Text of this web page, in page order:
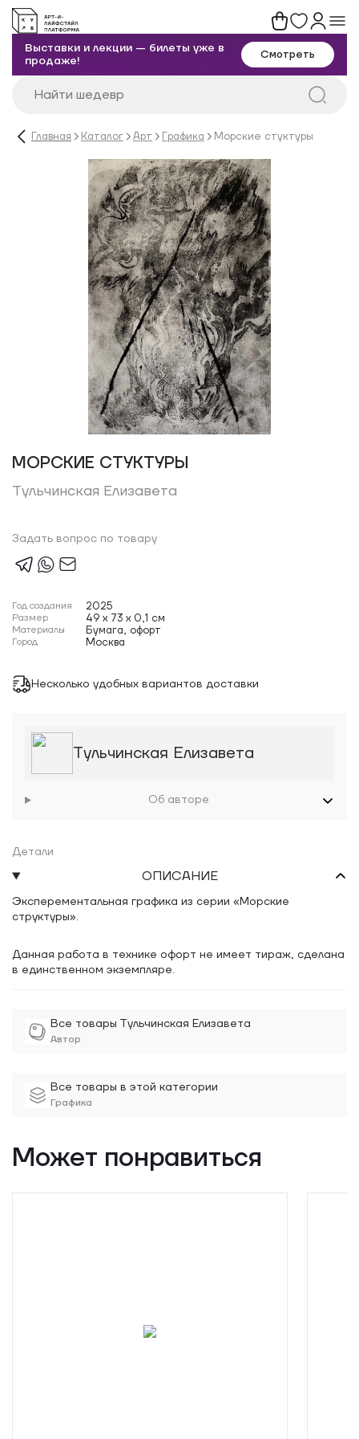
Выставки и лекции — билеты уже в
продаже!
Смотреть
Главная Каталог Арт Графика Морские стуктуры
МОРСКИЕ СТУКТУРЫ
Тульчинская Елизавета
Задать вопрос по товару
Год создания 2025
Размер 49 x 73 x 0,1 см
Материалы Бумага, офорт
Город Москва
Несколько удобных вариантов доставки
Все товары Тульчинская Елизавета
Автор
Все товары в этой категории
Графика
Тульчинская Елизавета
Об авторе
Детали
ОПИСАНИЕ
Эксперементальная графика из серии «Морские
структуры».
Данная работа в технике офорт не имеет тираж, сделана
в единственном экземпляре.
Может понравиться